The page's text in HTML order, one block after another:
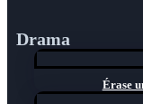
Drama
Érase